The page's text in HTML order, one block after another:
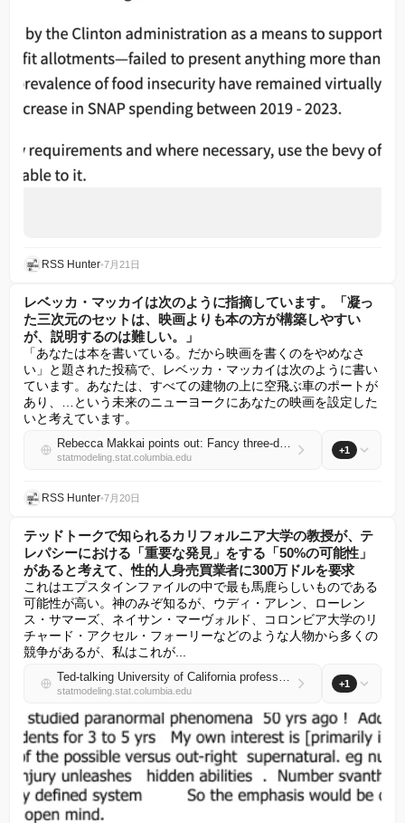
RSS Hunter•7月21日
レベッカ・マッカイは次のように指摘しています。「凝っ
た三次元のセットは、映画よりも本の方が構築しやすい
が、説明するのは難しい。」
「あなたは本を書いている。だから映画を書くのをやめなさ
い」と題された投稿で、レベッカ・マッカイは次のように書い
ています。あなたは、すべての建物の上に空飛ぶ車のポートが
あり、…という未来のニューヨークにあなたの映画を設定した
いと考えています。
Rebecca Makkai points out: Fancy three-dimensional sets are easier to construct in books than in movies, but harder to explain
statmodeling.stat.columbia.edu
+1
RSS Hunter•7月20日
テッドトークで知られるカリフォルニア大学の教授が、テ
レパシーにおける「重要な発見」をする「50%の可能性」
があると考えて、性的人身売買業者に300万ドルを要求
これはエプスタインファイルの中で最も馬鹿らしいものである
可能性が高い。神のみぞ知るが、ウディ・アレン、ローレン
ス・サマーズ、ネイサン・マーヴォルド、コロンビア大学のリ
チャード・アクセル・フォーリーなどのような人物から多くの
競争があるが、私はこれが...
Ted-talking University of California professor asks sex trafficker for $3,000,000 because he thinks there’s a “50% chance” he’ll make “important discoveries” in telepathy
statmodeling.stat.columbia.edu
+1